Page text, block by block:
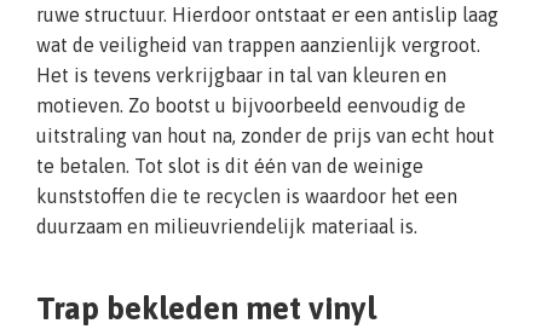
ruwe structuur. Hierdoor ontstaat er een antislip laag
wat de veiligheid van trappen aanzienlijk vergroot.
Het is tevens verkrijgbaar in tal van kleuren en
motieven. Zo bootst u bijvoorbeeld eenvoudig de
uitstraling van hout na, zonder de prijs van echt hout
te betalen. Tot slot is dit één van de weinige
kunststoffen die te recyclen is waardoor het een
duurzaam en milieuvriendelijk materiaal is.
Trap bekleden met vinyl